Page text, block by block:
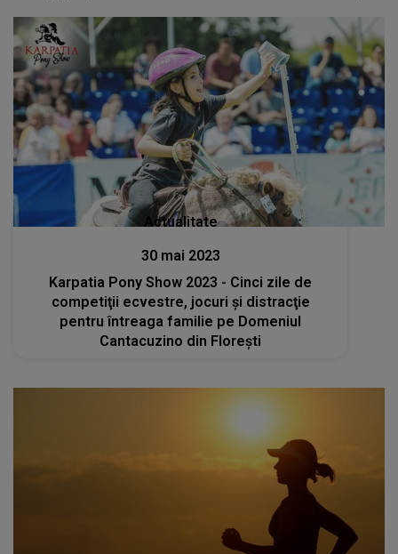
Actualitate
30 mai 2023
Karpatia Pony Show 2023 - Cinci zile de
competiţii ecvestre, jocuri şi distracţie
pentru întreaga familie pe Domeniul
Cantacuzino din Floreşti